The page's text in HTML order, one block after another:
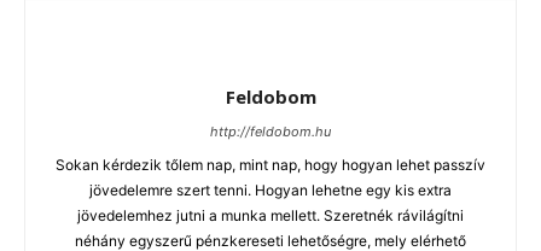
Feldobom
http://feldobom.hu
Sokan kérdezik tőlem nap, mint nap, hogy hogyan lehet passzív
jövedelemre szert tenni. Hogyan lehetne egy kis extra
jövedelemhez jutni a munka mellett. Szeretnék rávilágítni
néhány egyszerű pénzkereseti lehetőségre, mely elérhető